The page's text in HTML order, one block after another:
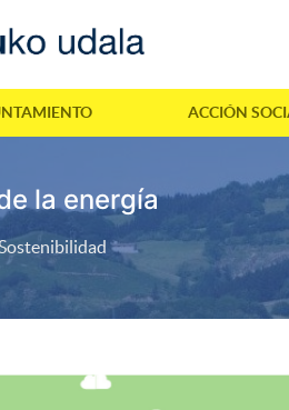
ACCIÓN
la energía